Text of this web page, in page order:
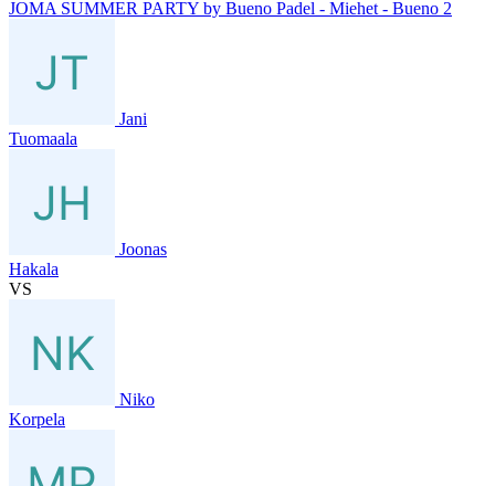
JOMA SUMMER PARTY by Bueno Padel - Miehet - Bueno 2
Jani
Tuomaala
Joonas
Hakala
VS
Niko
Korpela